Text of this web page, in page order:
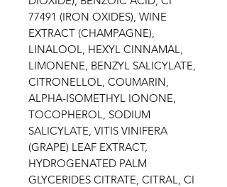
77491 (IRON OXIDES), WINE
EXTRACT (CHAMPAGNE),
LINALOOL, HEXYL CINNAMAL,
LIMONENE, BENZYL SALICYLATE,
CITRONELLOL, COUMARIN,
ALPHA-ISOMETHYL IONONE,
TOCOPHEROL, SODIUM
SALICYLATE, VITIS VINIFERA
(GRAPE) LEAF EXTRACT,
HYDROGENATED PALM
GLYCERIDES CITRATE, CITRAL, CI